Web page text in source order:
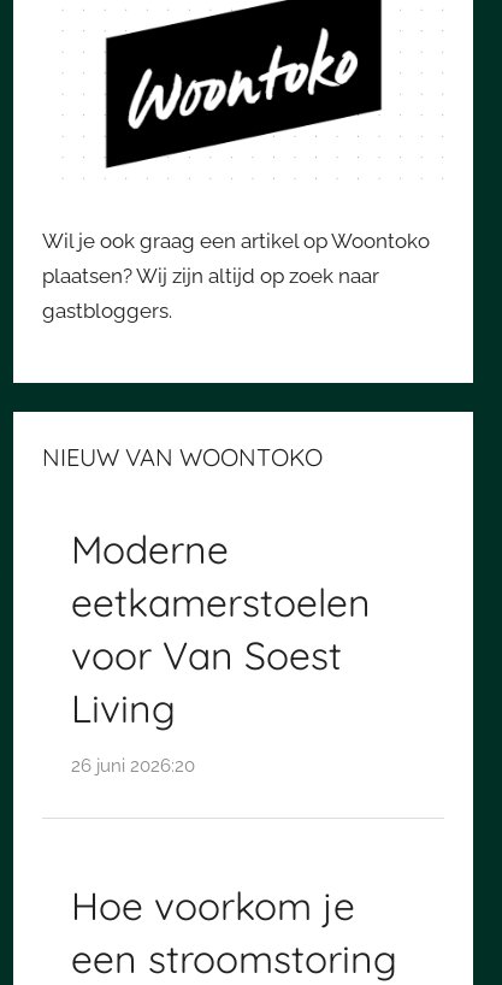
Wil je ook graag een artikel op Woontoko
plaatsen? Wij zijn altijd op zoek naar
gastbloggers.
NIEUW VAN WOONTOKO
Moderne
eetkamerstoelen
voor Van Soest
Living
26 juni 2026:20
Hoe voorkom je
een stroomstoring